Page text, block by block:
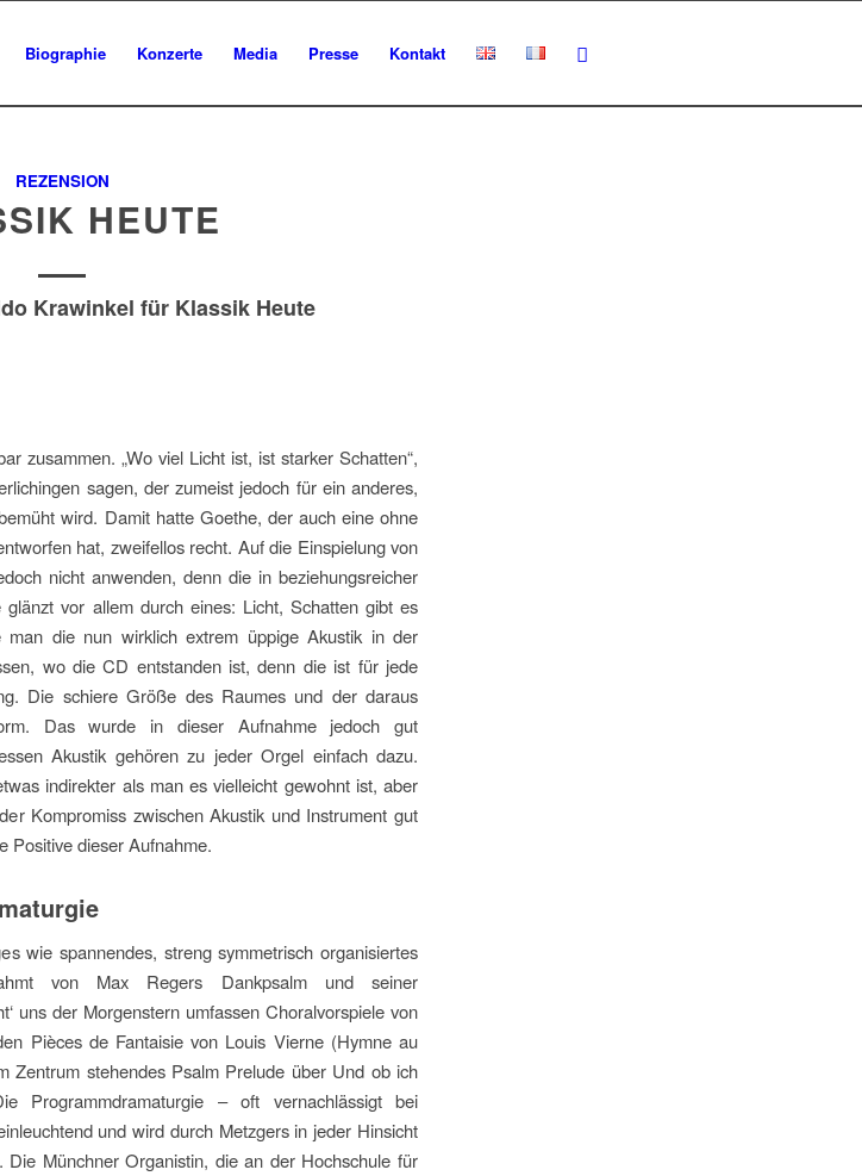
Biographie Konzerte Media Presse Kontakt
REZENSION
HEUTE
Krawinkel für Klassik Heute
zusammen. „Wo viel Licht ist, ist starker Schatten“,
sagen, der zumeist jedoch für ein anderes,
wird. Damit hatte Goethe, der auch eine ohne
hat, zweifellos recht. Auf die Einspielung von
nicht anwenden, denn die in beziehungsreicher
glänzt vor allem durch eines: Licht, Schatten gibt es
man die nun wirklich extrem üppige Akustik in der
wo die CD entstanden ist, denn die ist für jede
Die schiere Größe des Raumes und der daraus
Das wurde in dieser Aufnahme jedoch gut
Akustik gehören zu jeder Orgel einfach dazu.
indirekter als man es vielleicht gewohnt ist, aber
Kompromiss zwischen Akustik und Instrument gut
Positive dieser Aufnahme.
wie spannendes, streng symmetrisch organisiertes
von Max Regers Dankpsalm und seiner
uns der Morgenstern umfassen Choralvorspiele von
Pièces de Fantaisie von Louis Vierne (Hymne au
Zentrum stehendes Psalm Prelude über Und ob ich
Programmdramaturgie – oft vernachlässigt bei
und wird durch Metzgers in jeder Hinsicht
Die Münchner Organistin, die an der Hochschule für